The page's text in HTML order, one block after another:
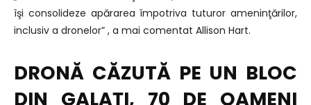
îşi consolideze apărarea împotriva tuturor ameninţărilor,
inclusiv a dronelor” , a mai comentat Allison Hart.
DRONĂ CĂZUTĂ PE UN BLOC
DIN GALAȚI, 70 DE OAMENI